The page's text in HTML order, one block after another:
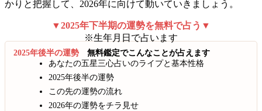
かりと把握して、2026年に向けて動いていきましょう。
▼2025年下半期の運勢を無料で占う▼
※生年月日で占います
2025年後半の運勢 無料鑑定でこんなことが占えます
あなたの五星三心占いのライプと基本性格
2025年後半の運勢
この先の運勢の流れ
2026年の運勢をチラ見せ